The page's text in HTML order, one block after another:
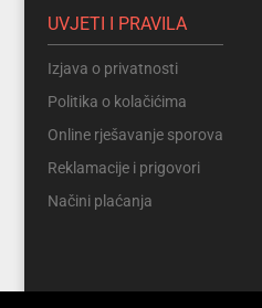
UVJETI I PRAVILA
Izjava o privatnosti
Politika o kolačićima
Online rješavanje sporova
Reklamacije i prigovori
Načini plaćanja